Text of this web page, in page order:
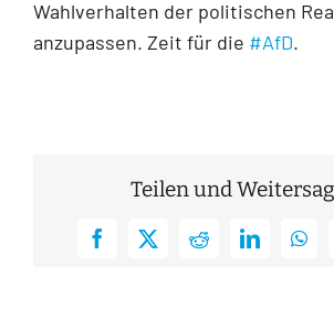
Wahlverhalten der politischen
anzupassen. Zeit für die #AfD.
Teilen und
Facebook
X RedditLinkedIn